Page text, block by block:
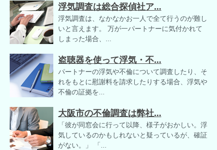
浮気調査は総合探偵社ア...
浮気調査は、なかなかお一人で全て行うのが難し
いと言えます。 万が一パートナーに気付かれて
しまった場合、...
盗聴器を使って浮気・不...
パートナーの浮気や不倫について調査したり、そ
れをもとに慰謝料を請求したりする場合、浮気や
不倫の証拠を...
大阪市の不倫調査は弊社...
「彼が同窓会に行って以降、様子がおかしい。浮
気しているのかもしれないと疑っているが、確証
がない。」 「...